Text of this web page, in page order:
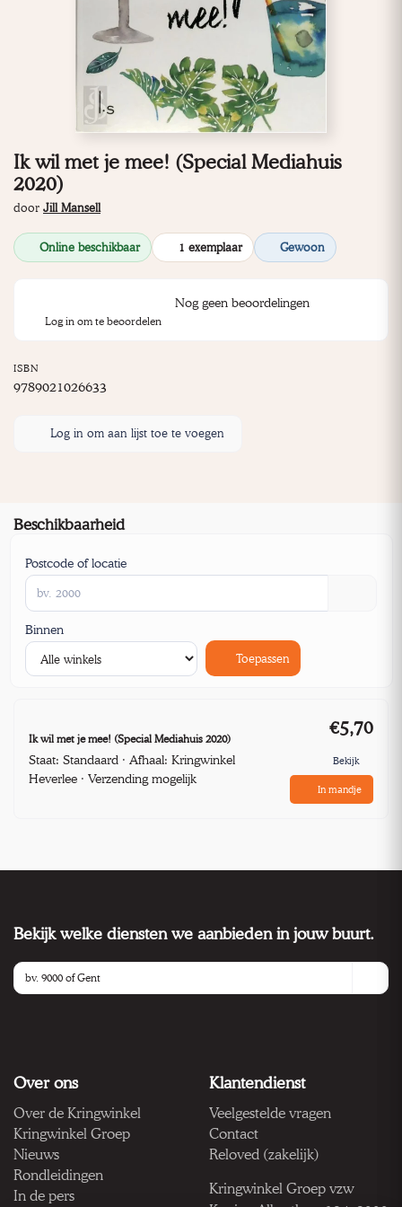
Ik wil met je mee! (Special Mediahuis
2020)
door Jill Mansell
Online beschikbaar 1 exemplaar Gewoon
Nog geen beoordelingen
Log in om te beoordelen
ISBN
9789021026633
Log in om aan lijst toe te voegen
Beschikbaarheid
Postcode of locatie
Binnen
Toepassen
Ik wil met je mee! (Special Mediahuis 2020)
Staat: Standaard · Afhaal: Kringwinkel
Heverlee · Verzending mogelijk
€5,70
Bekijk
In mandje
Bekijk welke diensten we aanbieden in jouw buurt.
Over ons
Over de Kringwinkel
Kringwinkel Groep
Nieuws
Rondleidingen
In de pers
Klantendienst
Veelgestelde vragen
Contact
Reloved (zakelijk)
Kringwinkel Groep vzw